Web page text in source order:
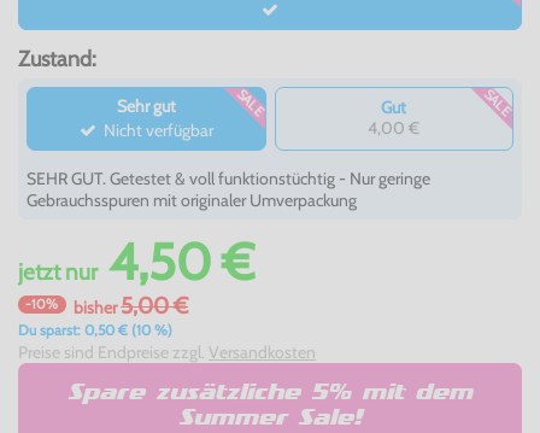
Zustand:
Sehr gut
Nicht verfügbar
SALE
Gut
4,00 €
SALE
SEHR GUT. Getestet & voll funktionstüchtig - Nur geringe
Gebrauchsspuren mit originaler Umverpackung
jetztnur4,50 €
-10% bisher5,00 €
Du sparst: 0,50 € (10 %)
Preise sind Endpreise zzgl. Versandkosten
Spare zusätzliche 5% mit dem
Summer Sale!